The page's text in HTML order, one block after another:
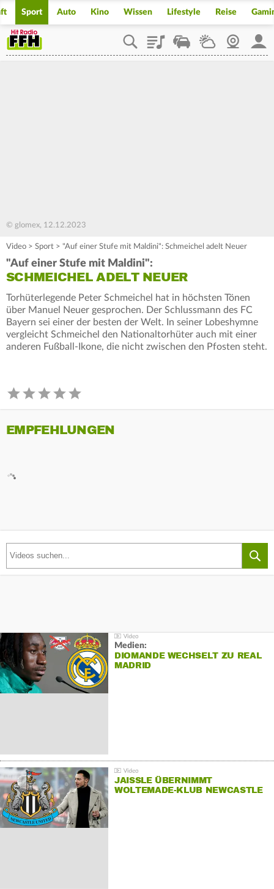
Sport Auto Kino Wissen Lifestyle Reise
PlaylistStaupilotWetterWebcam
© glomex, 12.12.2023
Video > Sport > "Auf einer Stufe mit Maldini": Schmeichel adelt Neuer
"Auf einer Stufe mit Maldini":
SCHMEICHEL ADELT NEUER
Torhüterlegende Peter Schmeichel hat in höchsten Tönen
über Manuel Neuer gesprochen. Der Schlussmann des FC
Bayern sei einer der besten der Welt. In seiner Lobeshymne
vergleicht Schmeichel den Nationaltorhüter auch mit einer
anderen Fußball-Ikone, die nicht zwischen den Pfosten steht.
EMPFEHLUNGEN
Medien:
DIOMANDE WECHSELT ZU REAL
MADRID
JAISSLE ÜBERNIMMT
WOLTEMADE-KLUB NEWCASTLE